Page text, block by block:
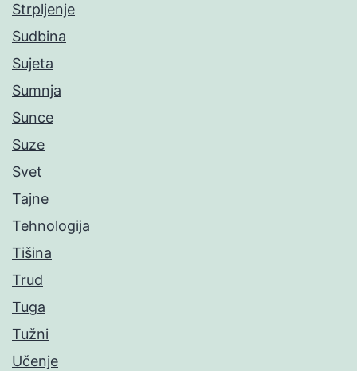
Strpljenje
Sudbina
Sujeta
Sumnja
Sunce
Suze
Svet
Tajne
Tehnologija
Tišina
Trud
Tuga
Tužni
Učenje